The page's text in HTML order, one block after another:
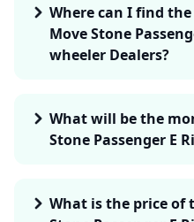
Where can I find
Move Stone
wheeler Dealers?
What will be the
Stone Passenger E
What is the price of